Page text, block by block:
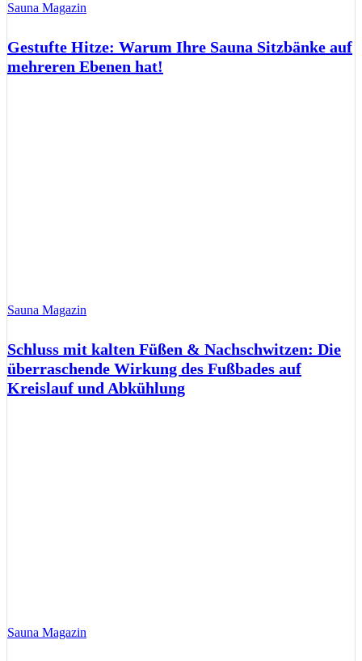
Sauna Magazin
Gestufte Hitze: Warum Ihre Sauna Sitzbänke auf
mehreren Ebenen hat!
Sauna Magazin
Schluss mit kalten Füßen & Nachschwitzen: Die
überraschende Wirkung des Fußbades auf
Kreislauf und Abkühlung
Sauna Magazin